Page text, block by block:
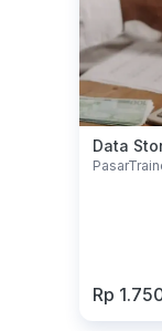
Data
Rp